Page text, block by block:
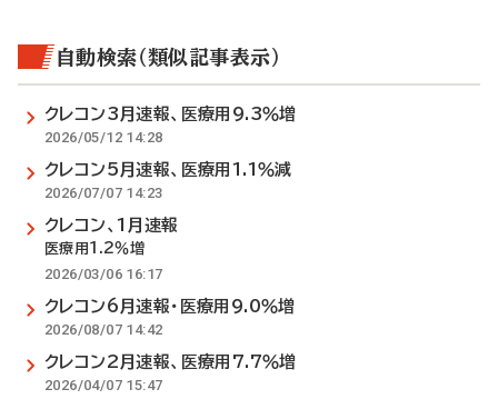
自動検索（類似記事表示）
クレコン3月速報、医療用9.3％増
2026/05/12 14:28
クレコン5月速報、医療用1.1％減
2026/07/07 14:23
クレコン、1月速報
医療用1.2％増
2026/03/06 16:17
クレコン6月速報・医療用9.0％増
2026/08/07 14:42
クレコン2月速報、医療用7.7％増
2026/04/07 15:47